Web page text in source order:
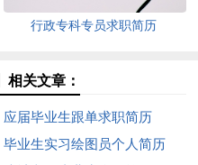
行政专科专员求职简历
相关文章：
应届毕业生跟单求职简历
毕业生实习绘图员个人简历